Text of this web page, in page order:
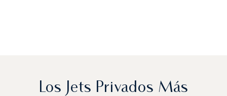
Los Jets Privados Más